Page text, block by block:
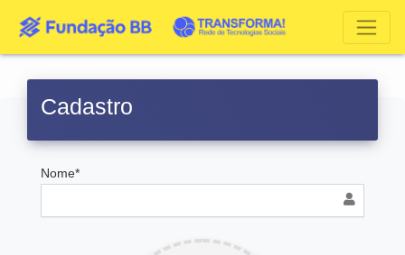
Cadastro
Nome*